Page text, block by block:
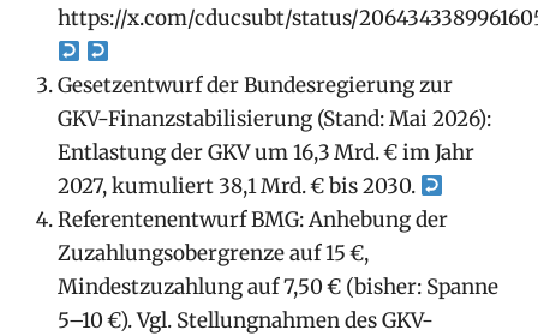
https://x.com/cducsubt/status/
Gesetzentwurf der Bundesregierung zur
GKV-Finanzstabilisierung (Stand: Mai 2026):
Entlastung der GKV um 16,3 Mrd. € im Jahr
2027, kumuliert 38,1 Mrd. € bis 2030.
Referentenentwurf BMG: Anhebung der
Zuzahlungsobergrenze auf 15 €,
Mindestzuzahlung auf 7,50 € (bisher: Spanne
5–10 €). Vgl. Stellungnahmen des GKV-